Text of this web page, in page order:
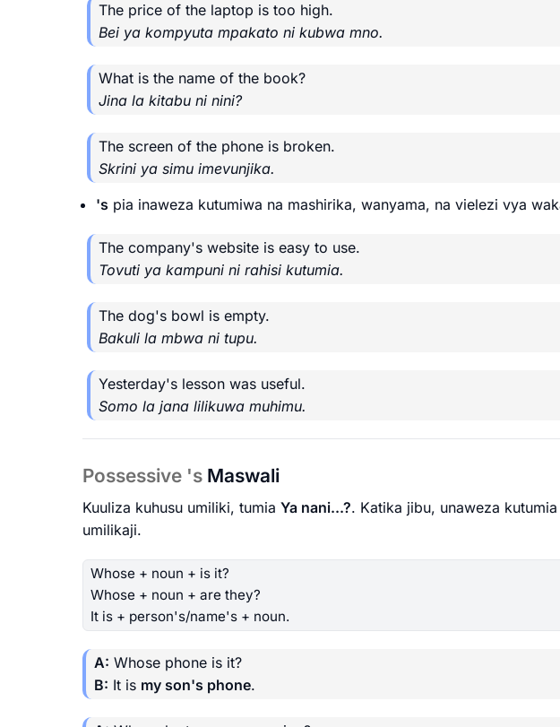
The price of the laptop is too high.
Bei ya kompyuta mpakato ni kubwa mno.
What is the name of the book?
Jina la kitabu ni nini?
The screen of the phone is broken.
Skrini ya simu imevunjika.
's pia inaweza kutumiwa na mashirika, wanyama, na vielezi vya
The company's website is easy to use.
Tovuti ya kampuni ni rahisi kutumia.
The dog's bowl is empty.
Bakuli la mbwa ni tupu.
Yesterday's lesson was useful.
Somo la jana lilikuwa muhimu.
Possessive 's Maswali
Kuuliza kuhusu umiliki, tumia Ya nani...?. Katika jibu, unaweza
umilikaji.
Whose + noun + is it?
Whose + noun + are they?
It is + person's/name's + noun.
A: Whose phone is it?
B: It is my son's phone.